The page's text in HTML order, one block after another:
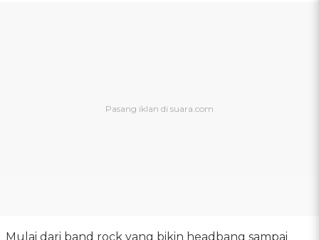
Mulai dari band rock yang bikin headbang sampai